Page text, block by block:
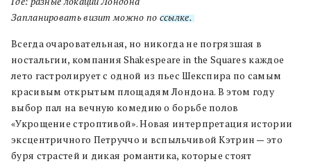
Запланировать визит можно по ссылке.
Всегда очаровательная, но никогда не погрязшая в
ностальгии, компания Shakespeare in the Squares каждое
лето гастролирует с одной из пьес Шекспира по самым
красивым открытым площадям Лондона. В этом году
выбор пал на вечную комедию о борьбе полов
«Укрощение строптивой». Новая интерпретация истории
эксцентричного Петруччо и вспыльчивой Кэтрин — это
буря страстей и дикая романтика, которые стоят